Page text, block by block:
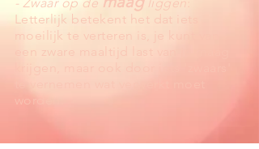
Letterlijk betekent het dat iets
moeilijk te verteren is, je kunt van
een zware maaltijd last van je maag
worden.